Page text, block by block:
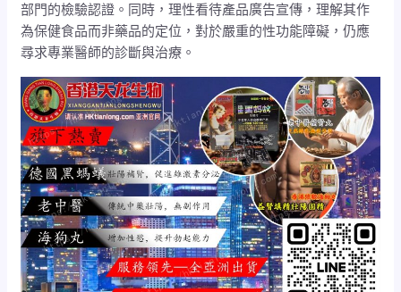
部門的檢驗認證。同時，理性看待產品廣告宣傳，理解其作
為保健食品而非藥品的定位，對於嚴重的性功能障礙，仍應
尋求專業醫師的診斷與治療。